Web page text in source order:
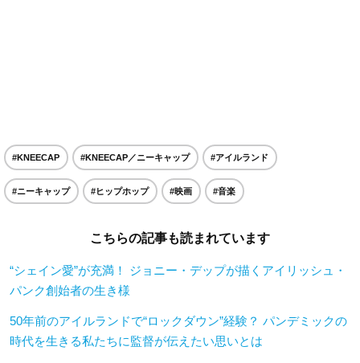
#KNEECAP #KNEECAP／ニーキャップ #アイルランド
#ニーキャップ #ヒップホップ #映画 #音楽
こちらの記事も読まれています
“シェイン愛”が充満！ ジョニー・デップが描くアイリッシュ・
パンク創始者の生き様
50年前のアイルランドで“ロックダウン”経験？ パンデミックの
時代を生きる私たちに監督が伝えたい思いとは